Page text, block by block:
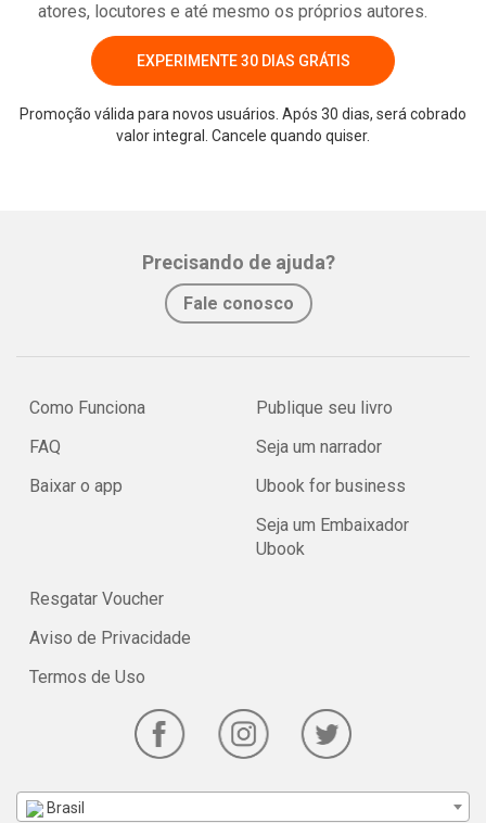
atores, locutores e até mesmo os próprios autores.
EXPERIMENTE 30 DIAS GRÁTIS
Promoção válida para novos usuários. Após 30 dias, será cobrado
valor integral. Cancele quando quiser.
Precisando de ajuda?
Fale conosco
Como Funciona
FAQ
Baixar o app
Publique seu livro
Seja um narrador
Ubook for business
Seja um Embaixador
Ubook
Resgatar Voucher
Aviso de Privacidade
Termos de Uso
Brasil
Whatsapp Facebook Twitter